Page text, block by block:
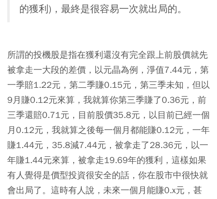
的獲利)，最終是很容易一次就出局的。
所謂的投機股是指在獲利還沒有完全跟上前股價就先
被拿走一大段的差價，以元晶為例，淨值7.44元，第
一季賠1.22元，第二季賺0.15元，第三季未知，但以
9月賺0.12元來算，我就算你第三季賺了0.36元，前
三季還賠0.71元，目前股價35.8元，以目前已經一個
月0.12元，我就算之後每一個月都能賺0.12元，一年
賺1.44元，35.8減7.44元，被拿走了28.36元，以一
年賺1.44元來算，被拿走19.69年的獲利，這樣如果
有人覺得是價型投資很安全的話，你在股市中很快就
會出局了。這時有人說，未來一個月能賺0.x元，甚